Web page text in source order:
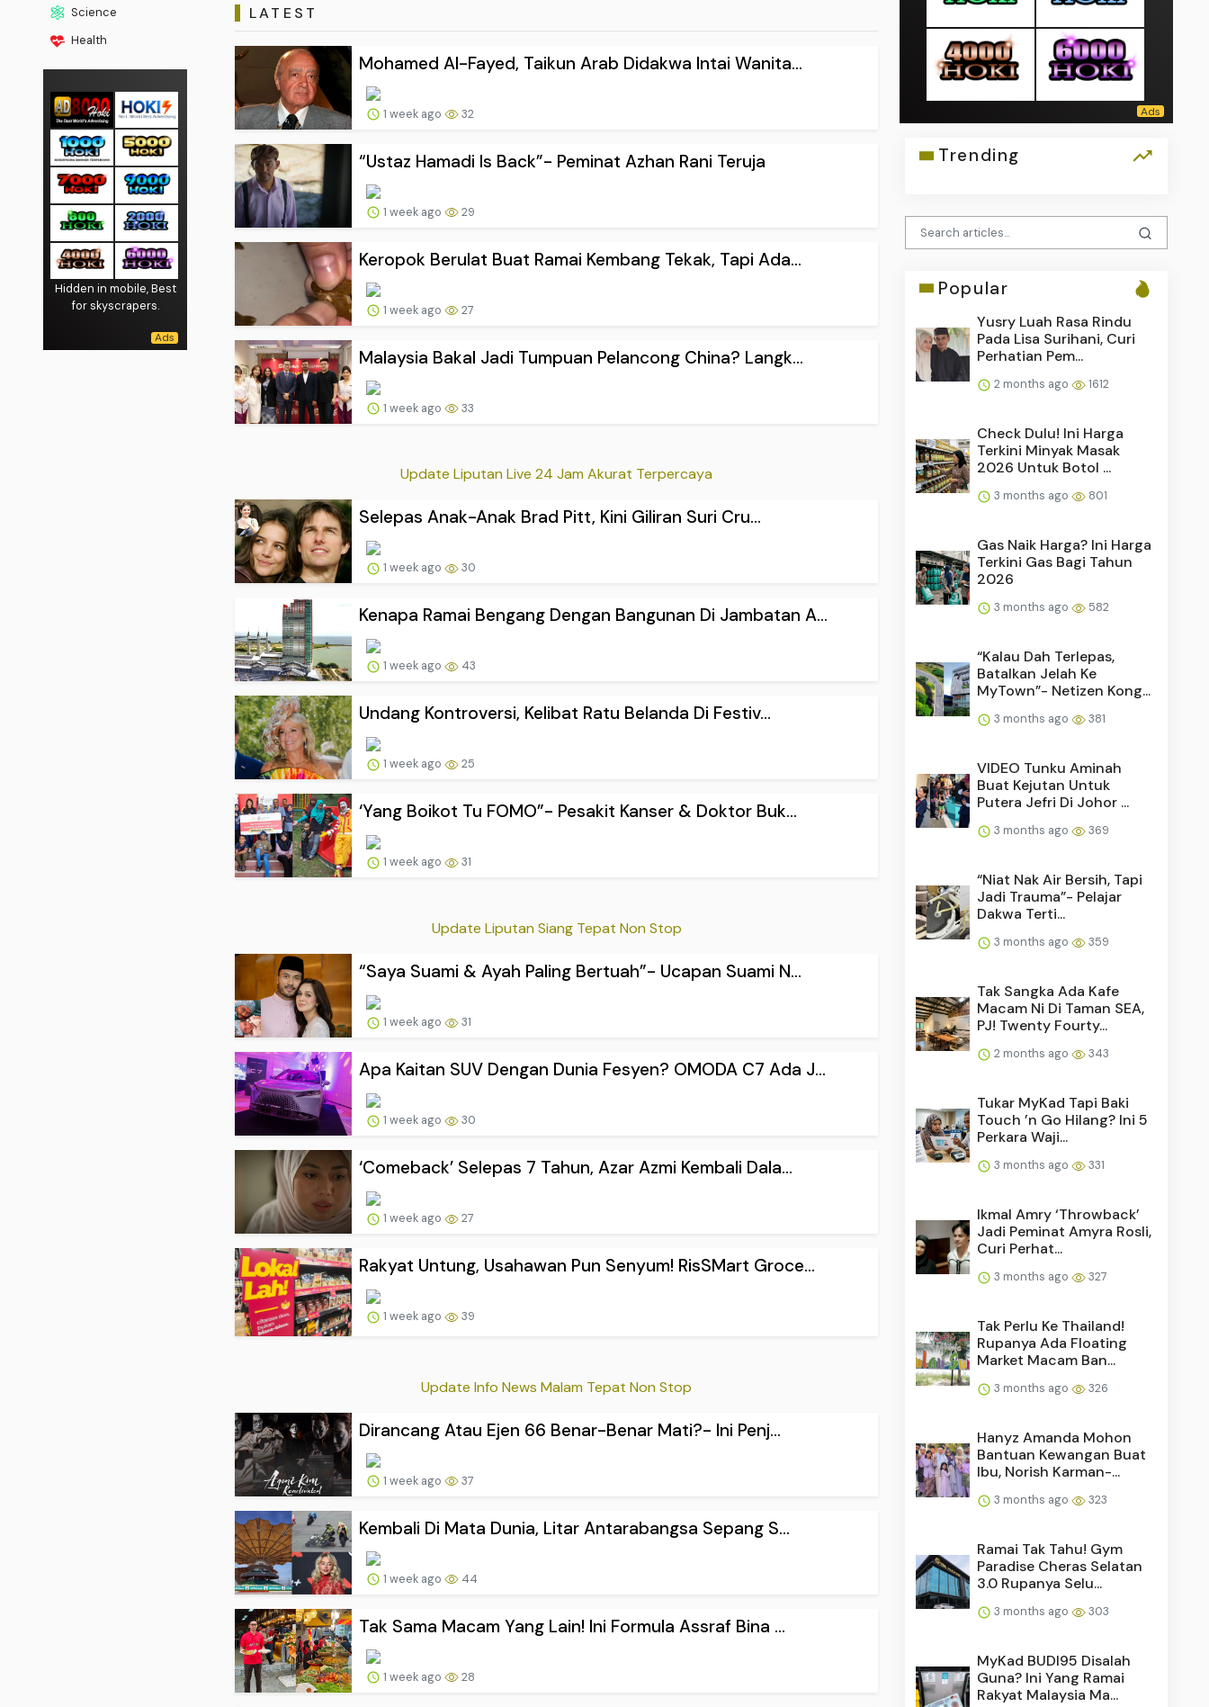
Science
Health
Hidden in mobile, Best
for skyscrapers.
LATEST
Mohamed Al-Fayed, Taikun Arab Didakwa Intai Wanita...
1 week ago 32
“Ustaz Hamadi Is Back”- Peminat Azhan Rani Teruja
1 week ago 29
Keropok Berulat Buat Ramai Kembang Tekak, Tapi Ada...
1 week ago 27
Malaysia Bakal Jadi Tumpuan Pelancong China? Langk...
1 week ago 33
Update Liputan Live 24 Jam Akurat Terpercaya
Selepas Anak-Anak Brad Pitt, Kini Giliran Suri Cru...
1 week ago 30
Kenapa Ramai Bengang Dengan Bangunan Di Jambatan A...
1 week ago 43
Undang Kontroversi, Kelibat Ratu Belanda Di Festiv...
1 week ago 25
‘Yang Boikot Tu FOMO”- Pesakit Kanser & Doktor Buk...
1 week ago 31
Update Liputan Siang Tepat Non Stop
“Saya Suami & Ayah Paling Bertuah”- Ucapan Suami N...
1 week ago 31
Apa Kaitan SUV Dengan Dunia Fesyen? OMODA C7 Ada J...
1 week ago 30
‘Comeback’ Selepas 7 Tahun, Azar Azmi Kembali Dala...
1 week ago 27
Rakyat Untung, Usahawan Pun Senyum! RisSMart Groce...
1 week ago 39
Update Info News Malam Tepat Non Stop
Dirancang Atau Ejen 66 Benar-Benar Mati?- Ini Penj...
1 week ago 37
Kembali Di Mata Dunia, Litar Antarabangsa Sepang S...
1 week ago 44
Tak Sama Macam Yang Lain! Ini Formula Assraf Bina ...
1 week ago 28
Trending
Popular
Yusry Luah Rasa Rindu
Pada Lisa Surihani, Curi
Perhatian Pem...
2 months ago 1612
Check Dulu! Ini Harga
Terkini Minyak Masak
2026 Untuk Botol ...
3 months ago 801
Gas Naik Harga? Ini Harga
Terkini Gas Bagi Tahun
2026
3 months ago 582
“Kalau Dah Terlepas,
Batalkan Jelah Ke
MyTown”- Netizen Kong...
3 months ago 381
VIDEO Tunku Aminah
Buat Kejutan Untuk
Putera Jefri Di Johor ...
3 months ago 369
“Niat Nak Air Bersih, Tapi
Jadi Trauma”- Pelajar
Dakwa Terti...
3 months ago 359
Tak Sangka Ada Kafe
Macam Ni Di Taman SEA,
PJ! Twenty Fourty...
2 months ago 343
Tukar MyKad Tapi Baki
Touch ’n Go Hilang? Ini 5
Perkara Waji...
3 months ago 331
Ikmal Amry ‘Throwback’
Jadi Peminat Amyra Rosli,
Curi Perhat...
3 months ago 327
Tak Perlu Ke Thailand!
Rupanya Ada Floating
Market Macam Ban...
3 months ago 326
Hanyz Amanda Mohon
Bantuan Kewangan Buat
Ibu, Norish Karman-...
3 months ago 323
Ramai Tak Tahu! Gym
Paradise Cheras Selatan
3.0 Rupanya Selu...
3 months ago 303
MyKad BUDI95 Disalah
Guna? Ini Yang Ramai
Rakyat Malaysia Ma...